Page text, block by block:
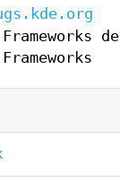
Frameworks
Frameworks